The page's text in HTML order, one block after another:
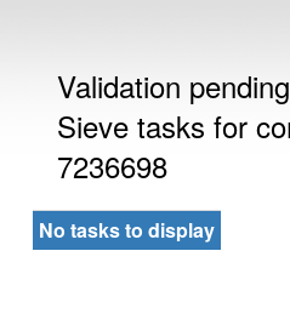
Validation
Sieve tasks for
7236698
No tasks to display